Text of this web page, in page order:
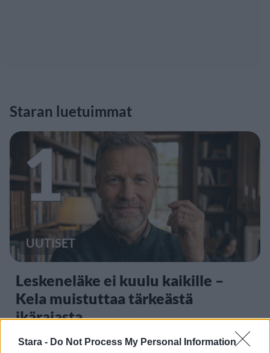
Stara - Do Not Process My Personal Information
Staran luetuimmat
1
UUTISET
Leskeneläke ei kuulu kaikille –
Kela muistuttaa tärkeästä
ikärajasta